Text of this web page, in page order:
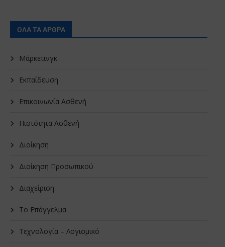
ΟΛΑ ΤΑ ΑΡΘΡΑ
Μάρκετινγκ
Εκπαίδευση
Επικοινωνία Ασθενή
Πιστότητα Ασθενή
Διοίκηση
Διοίκηση Προσωπικού
Διαχείριση
Το Επάγγελμα
Τεχνολογία – Λογισμικό